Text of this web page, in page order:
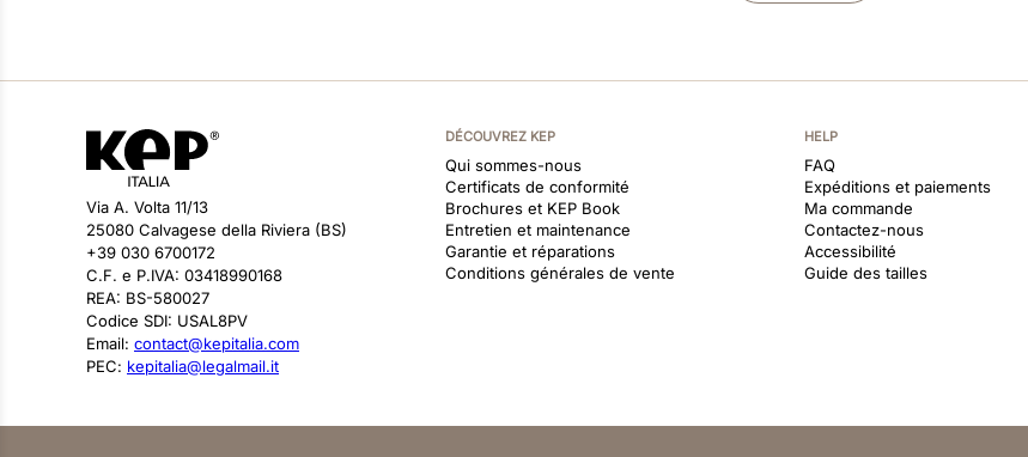
Via A. Volta 11/13
25080 Calvagese della Riviera (BS)
+39 030 6700172
C.F. e P.IVA: 03418990168
REA: BS-580027
Codice SDI: USAL8PV
Email: contact@kepitalia.com
PEC: kepitalia@legalmail.it
DÉCOUVREZ KEP
Qui sommes-nous
Certificats de conformité
Brochures et KEP Book
Entretien et maintenance
Garantie et réparations
Conditions générales de vente
HELP
FAQ
Expéditions et paiements
Ma commande
Contactez-nous
Accessibilité
Guide des tailles